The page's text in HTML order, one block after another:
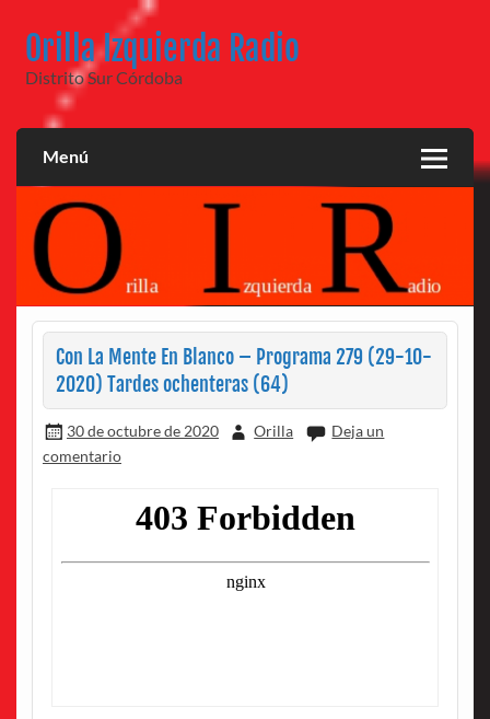
contenido
Orilla Izquierda Radio
Distrito Sur Córdoba
Menú
Con La Mente En Blanco – Programa 279 (29-10-
2020) Tardes ochenteras (64)
30 de octubre de 2020 Orilla
Deja un
comentario